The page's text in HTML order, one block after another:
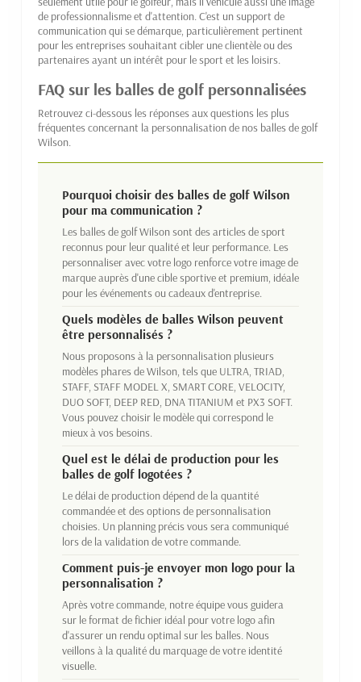
de professionnalisme et d'attention. C'est un support de
communication qui se démarque, particulièrement pertinent
pour les entreprises souhaitant cibler une clientèle ou des
partenaires ayant un intérêt pour le sport et les loisirs.
FAQ sur les balles de golf personnalisées
Retrouvez ci-dessous les réponses aux questions les plus
fréquentes concernant la personnalisation de nos balles de golf
Wilson.
Pourquoi choisir des balles de golf Wilson
pour ma communication ?
Les balles de golf Wilson sont des articles de sport
reconnus pour leur qualité et leur performance. Les
personnaliser avec votre logo renforce votre image de
marque auprès d'une cible sportive et premium, idéale
pour les événements ou cadeaux d'entreprise.
Quels modèles de balles Wilson peuvent
être personnalisés ?
Nous proposons à la personnalisation plusieurs
modèles phares de Wilson, tels que ULTRA, TRIAD,
STAFF, STAFF MODEL X, SMART CORE, VELOCITY,
DUO SOFT, DEEP RED, DNA TITANIUM et PX3 SOFT.
Vous pouvez choisir le modèle qui correspond le
mieux à vos besoins.
Quel est le délai de production pour les
balles de golf logotées ?
Le délai de production dépend de la quantité
commandée et des options de personnalisation
choisies. Un planning précis vous sera communiqué
lors de la validation de votre commande.
Comment puis-je envoyer mon logo pour la
personnalisation ?
Après votre commande, notre équipe vous guidera
sur le format de fichier idéal pour votre logo afin
d'assurer un rendu optimal sur les balles. Nous
veillons à la qualité du marquage de votre identité
visuelle.